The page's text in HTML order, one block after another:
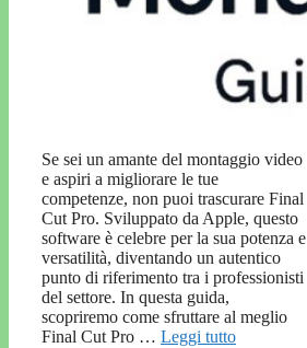
Se sei un amante del montaggio video
e aspiri a migliorare le tue
competenze, non puoi trascurare Final
Cut Pro. Sviluppato da Apple, questo
software è celebre per la sua potenza e
versatilità, diventando un autentico
punto di riferimento tra i professionisti
del settore. In questa guida,
scopriremo come sfruttare al meglio
Final Cut Pro … Leggi tutto